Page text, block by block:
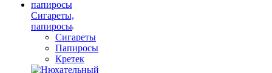
Сигареты,
папиросы
Сигареты
Папиросы
Кретек